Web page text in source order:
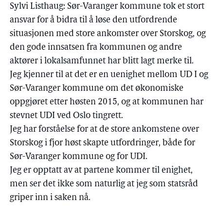
Sylvi Listhaug: Sør-Varanger kommune tok et stort
ansvar for å bidra til å løse den utfordrende
situasjonen med store ankomster over Storskog, og
den gode innsatsen fra kommunen og andre
aktører i lokalsamfunnet har blitt lagt merke til.
Jeg kjenner til at det er en uenighet mellom UD I og
Sør-Varanger kommune om det økonomiske
oppgjøret etter høsten 2015, og at kommunen har
stevnet UDI ved Oslo tingrett.
Jeg har forståelse for at de store ankomstene over
Storskog i fjor høst skapte utfordringer, både for
Sør-Varanger kommune og for UDI.
Jeg er opptatt av at partene kommer til enighet,
men ser det ikke som naturlig at jeg som statsråd
griper inn i saken nå.